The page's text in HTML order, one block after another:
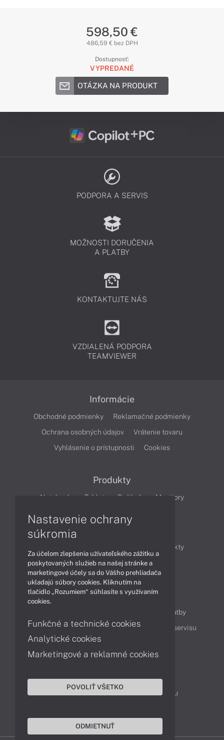
598,50 €
486,59 € bez DPH
Dostupnosť:
VYPREDANÉ
OTÁZKA NA PRODUKT
PODPORA A SERVIS
MOŽNOSTI DORUČENIA
A PLATBY
KONTAKTUJTE NÁS
VZDIALENÁ PODPORA
TEAMVIEWER
Informácie
Obchodné podmienky
Reklamačné podmienky
Ochrana osobných údajov
Vrátenie tovaru
Vyhlásenie o prístupnosti
Cookies
Produkty
Notebooky Tablety Počítače Monitory
Produkty
Technológie
Videá
Obsah
Možnosti doručenia a platby
Podpora a servis
Servisné služby Cenník servisu
Kontakty
043 4224 771
Obchodné oddelenie
Reklamácia tovaru
Nastavenie ochrany
súkromia
Za účelom zlepšenia užívateľského zážitku a
poskytovaných služieb na našej stránke a
marketingové účely sa do Vášho prehliadača
ukladajú súbory cookies. Kliknutím na
tlačidlo „Rozumiem“ súhlasíte s využívaním
cookies.
Funkčné a technické cookies
Analytické cookies
Marketingové a reklamné cookies
POVOLIŤ VŠETKO
ODMIETNUŤ